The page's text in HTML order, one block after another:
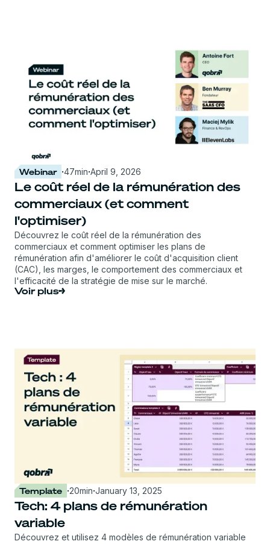
Webinar ·47min·April 9, 2026
Le coût réel de la rémunération des
commerciaux (et comment
l'optimiser)
Découvrez le coût réel de la rémunération des
commerciaux et comment optimiser les plans de
rémunération afin d'améliorer le coût d'acquisition client
(CAC), les marges, le comportement des commerciaux et
l'efficacité de la stratégie de mise sur le marché.
Voir plus
Template ·20min·January 13, 2025
Tech: 4 plans de rémunération
variable
Découvrez et utilisez 4 modèles de rémunération variable